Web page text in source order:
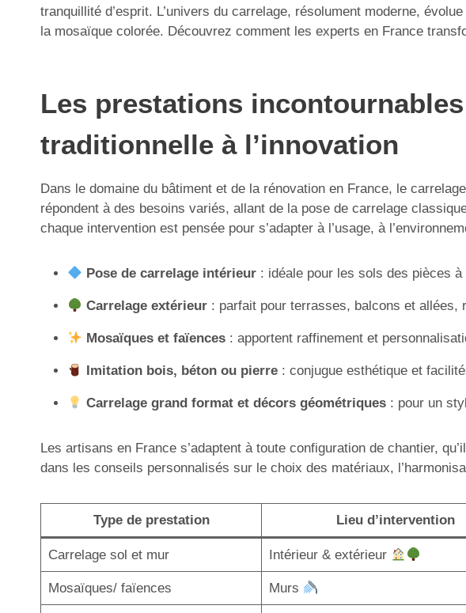
tranquillité d’esprit. L’univers du carrelage, résolument moderne,
la mosaïque colorée. Découvrez comment les experts en France
Les prestations
traditionnelle à l’innovation
Dans le domaine du bâtiment et de la rénovation en France, le
répondent à des besoins variés, allant de la pose de carrelage
chaque intervention est pensée pour s’adapter à l’usage, à
Pose de carrelage intérieur : idéale pour les sols des pièces
Carrelage extérieur : parfait pour terrasses, balcons et allées,
Mosaïques et faïences : apportent raffinement et
Imitation bois, béton ou pierre : conjugue esthétique et
Carrelage grand format et décors géométriques : pour un
Les artisans en France s’adaptent à toute configuration de chantier,
dans les conseils personnalisés sur le choix des matériaux,
Type de prestation Lieu d’intervention
Carrelage sol et mur Intérieur & extérieur
Mosaïques/ faïences Murs